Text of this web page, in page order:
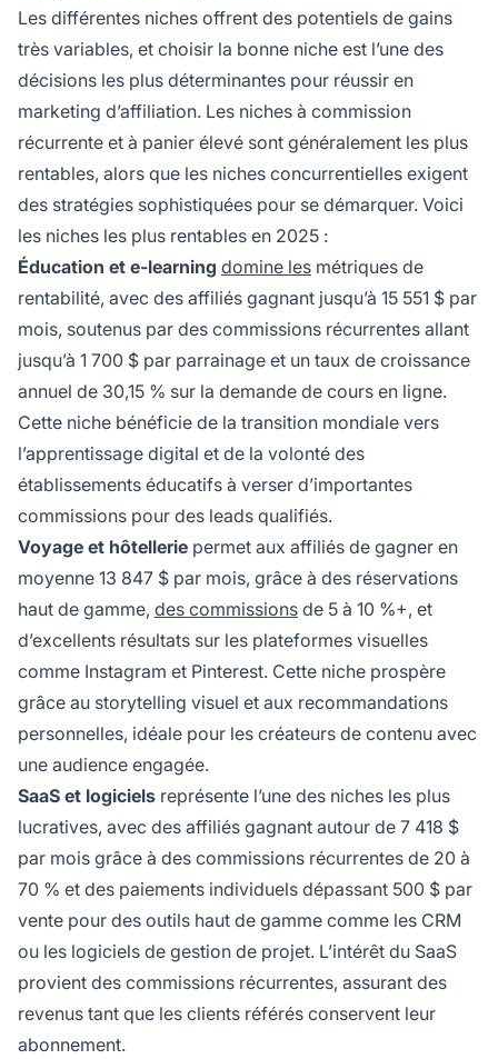
Les différentes niches offrent des potentiels de gains
très variables, et choisir la bonne niche est l’une des
décisions les plus déterminantes pour réussir en
marketing d’affiliation. Les niches à commission
récurrente et à panier élevé sont généralement les plus
rentables, alors que les niches concurrentielles exigent
des stratégies sophistiquées pour se démarquer. Voici
les niches les plus rentables en 2025 :
Éducation et e-learning domine les métriques de
rentabilité, avec des affiliés gagnant jusqu’à 15 551 $ par
mois, soutenus par des commissions récurrentes allant
jusqu’à 1 700 $ par parrainage et un taux de croissance
annuel de 30,15 % sur la demande de cours en ligne.
Cette niche bénéficie de la transition mondiale vers
l’apprentissage digital et de la volonté des
établissements éducatifs à verser d’importantes
commissions pour des leads qualifiés.
Voyage et hôtellerie permet aux affiliés de gagner en
moyenne 13 847 $ par mois, grâce à des réservations
haut de gamme, des commissions de 5 à 10 %+, et
d’excellents résultats sur les plateformes visuelles
comme Instagram et Pinterest. Cette niche prospère
grâce au storytelling visuel et aux recommandations
personnelles, idéale pour les créateurs de contenu avec
une audience engagée.
SaaS et logiciels représente l’une des niches les plus
lucratives, avec des affiliés gagnant autour de 7 418 $
par mois grâce à des commissions récurrentes de 20 à
70 % et des paiements individuels dépassant 500 $ par
vente pour des outils haut de gamme comme les CRM
ou les logiciels de gestion de projet. L’intérêt du SaaS
provient des commissions récurrentes, assurant des
revenus tant que les clients référés conservent leur
abonnement.